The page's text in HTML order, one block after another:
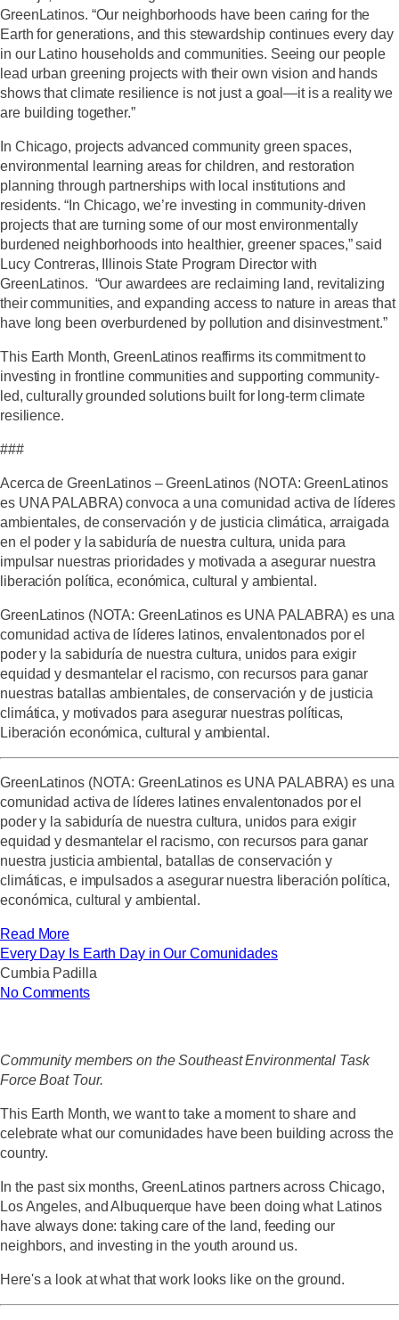
GreenLatinos. “Our neighborhoods have been caring for the
Earth for generations, and this stewardship continues every day
in our Latino households and communities. Seeing our people
lead urban greening projects with their own vision and hands
shows that climate resilience is not just a goal—it is a reality we
are building together.”
In Chicago, projects advanced community green spaces,
environmental learning areas for children, and restoration
planning through partnerships with local institutions and
residents. “In Chicago, we’re investing in community-driven
projects that are turning some of our most environmentally
burdened neighborhoods into healthier, greener spaces,” said
Lucy Contreras, Illinois State Program Director with
GreenLatinos. “Our awardees are reclaiming land, revitalizing
their communities, and expanding access to nature in areas that
have long been overburdened by pollution and disinvestment.”
This Earth Month, GreenLatinos reaffirms its commitment to
investing in frontline communities and supporting community-
led, culturally grounded solutions built for long-term climate
resilience.
###
Acerca de GreenLatinos – GreenLatinos (NOTA: GreenLatinos
es UNA PALABRA) convoca a una comunidad activa de líderes
ambientales, de conservación y de justicia climática, arraigada
en el poder y la sabiduría de nuestra cultura, unida para
impulsar nuestras prioridades y motivada a asegurar nuestra
liberación política, económica, cultural y ambiental.
GreenLatinos (NOTA: GreenLatinos es UNA PALABRA) es una
comunidad activa de líderes latinos, envalentonados por el
poder y la sabiduría de nuestra cultura, unidos para exigir
equidad y desmantelar el racismo, con recursos para ganar
nuestras batallas ambientales, de conservación y de justicia
climática, y motivados para asegurar nuestras políticas,
Liberación económica, cultural y ambiental.
GreenLatinos (NOTA: GreenLatinos es UNA PALABRA) es una
comunidad activa de líderes latines envalentonados por el
poder y la sabiduría de nuestra cultura, unidos para exigir
equidad y desmantelar el racismo, con recursos para ganar
nuestra justicia ambiental, batallas de conservación y
climáticas, e impulsados a asegurar nuestra liberación política,
económica, cultural y ambiental.
Read More
Every Day Is Earth Day in Our Comunidades
Cumbia Padilla
No Comments
Community members on the Southeast Environmental Task
Force Boat Tour.
This Earth Month, we want to take a moment to share and
celebrate what our comunidades have been building across the
country.
In the past six months, GreenLatinos partners across Chicago,
Los Angeles, and Albuquerque have been doing what Latinos
have always done: taking care of the land, feeding our
neighbors, and investing in the youth around us.
Here's a look at what that work looks like on the ground.